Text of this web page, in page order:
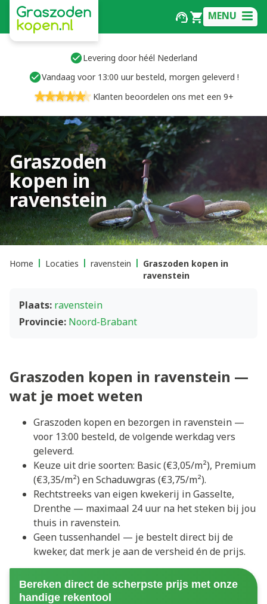
MENU
Levering door héél Nederland
Vandaag voor 13:00 uur besteld, morgen geleverd !
Klanten beoordelen ons met een 9+
Graszoden
kopen in
ravenstein
Home Locaties ravenstein
Graszoden kopen in
ravenstein
Plaats: ravenstein
Provincie: Noord-Brabant
Graszoden kopen in ravenstein —
wat je moet weten
Graszoden kopen en bezorgen in ravenstein —
voor 13:00 besteld, de volgende werkdag vers
geleverd.
Keuze uit drie soorten: Basic (€3,05/m²), Premium
(€3,35/m²) en Schaduwgras (€3,75/m²).
Rechtstreeks van eigen kwekerij in Gasselte,
Drenthe — maximaal 24 uur na het steken bij jou
thuis in ravenstein.
Geen tussenhandel — je bestelt direct bij de
kweker, dat merk je aan de versheid én de prijs.
Bereken direct de scherpste prijs met onze
handige rekentool